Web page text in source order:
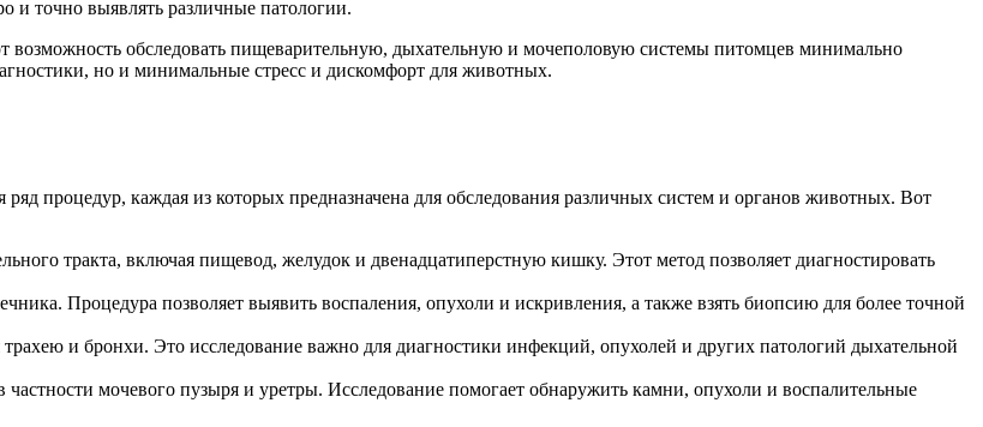
и точно выявлять различные патологии.
обследовать пищеварительную, дыхательную и мочеполовую системы питомцев минимально
но и минимальные стресс и дискомфорт для животных.
процедур, каждая из которых предназначена для обследования различных систем и органов животных. Вот
тракта, включая пищевод, желудок и двенадцатиперстную кишку. Этот метод позволяет диагностировать
Процедура позволяет выявить воспаления, опухоли и искривления, а также взять биопсию для более точной
и бронхи. Это исследование важно для диагностики инфекций, опухолей и других патологий дыхательной
мочевого пузыря и уретры. Исследование помогает обнаружить камни, опухоли и воспалительные